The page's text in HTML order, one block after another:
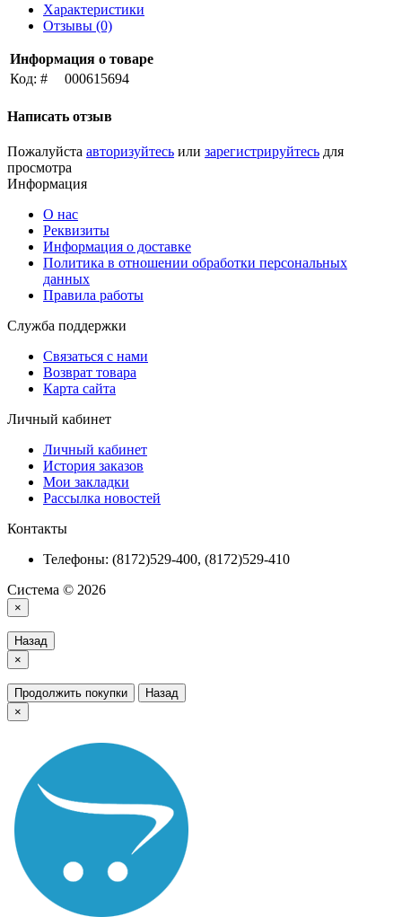
Характеристики
Отзывы (0)
Информация о товаре
Код: #
000615694
Написать отзыв
Пожалуйста авторизуйтесь или зарегистрируйтесь для
просмотра
Информация
О нас
Реквизиты
Информация о доставке
Политика в отношении обработки персональных
данных
Правила работы
Служба поддержки
Связаться с нами
Возврат товара
Карта сайта
Личный кабинет
Личный кабинет
История заказов
Мои закладки
Рассылка новостей
Контакты
Телефоны: (8172)529-400, (8172)529-410
Система © 2026
×
Назад
×
Продолжить покупки
Назад
×